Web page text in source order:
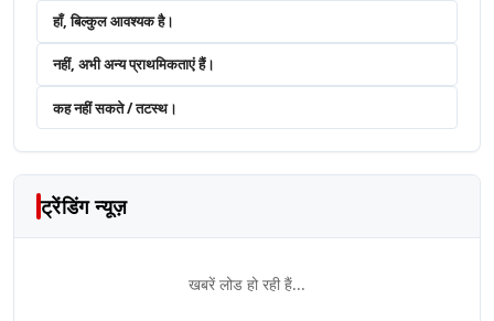
हाँ, बिल्कुल आवश्यक है।
नहीं, अभी अन्य प्राथमिकताएं हैं।
कह नहीं सकते / तटस्थ।
ट्रेंडिंग न्यूज़
खबरें लोड हो रही हैं...